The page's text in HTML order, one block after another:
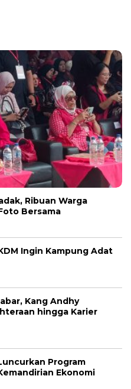
Ribuan Warga
Bersama
Ingin Kampung Adat
Kang Andhy
hingga Karier
Program
Ekonomi